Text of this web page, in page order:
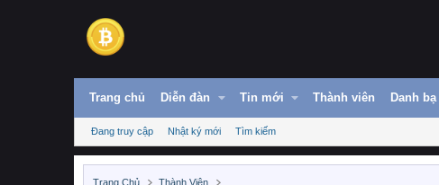
Trang chủ Diễn đàn Tin mới Thành viên Danh bạ
Đang truy cập Nhật ký mới Tìm kiếm
Trang Chủ Thành Viên